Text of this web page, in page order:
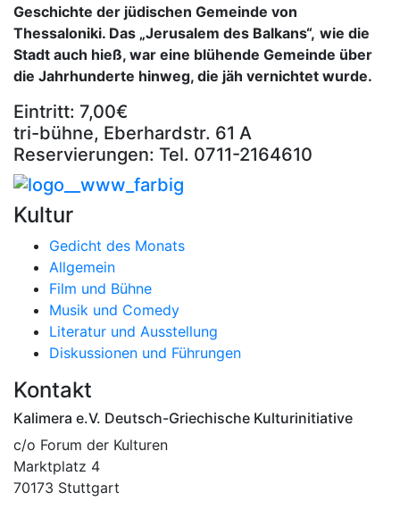
Geschichte der jüdischen Gemeinde von
Thessaloniki. Das „Jerusalem des Balkans“, wie die
Stadt auch hieß, war eine blühende Gemeinde über
die Jahrhunderte hinweg, die jäh vernichtet wurde.
Eintritt: 7,00€
tri-bühne, Eberhardstr. 61 A
Reservierungen: Tel. 0711-2164610
Kultur
Gedicht des Monats
Allgemein
Film und Bühne
Musik und Comedy
Literatur und Ausstellung
Diskussionen und Führungen
Kontakt
Kalimera e.V. Deutsch-Griechische Kulturinitiative
c/o Forum der Kulturen
Marktplatz 4
70173 Stuttgart